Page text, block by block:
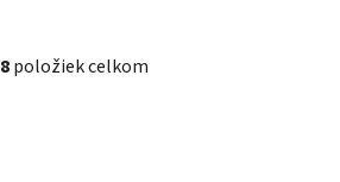
O
8položiek celkom